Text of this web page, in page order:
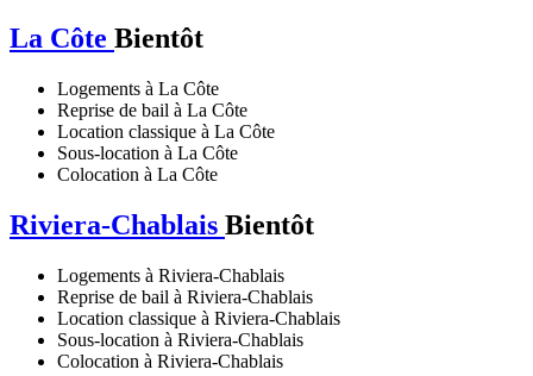
La Côte Bientôt
Logements à La Côte
Reprise de bail à La Côte
Location classique à La Côte
Sous-location à La Côte
Colocation à La Côte
Riviera-Chablais Bientôt
Logements à Riviera-Chablais
Reprise de bail à Riviera-Chablais
Location classique à Riviera-Chablais
Sous-location à Riviera-Chablais
Colocation à Riviera-Chablais